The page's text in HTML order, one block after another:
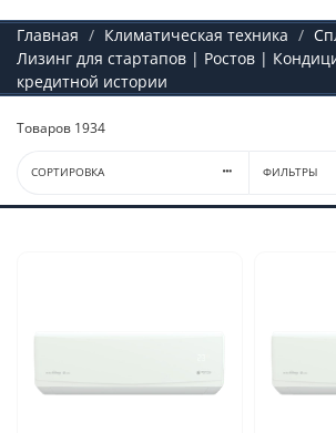
Главная Климатическая техника
Лизинг для стартапов | Ростов |
кредитной истории
Товаров 1934
СОРТИРОВКА ФИЛЬТРЫ